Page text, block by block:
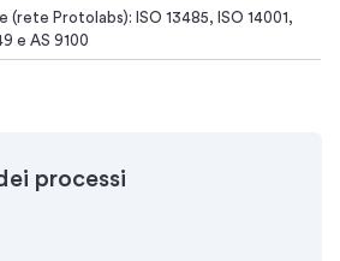
Protolabs): ISO 13485, ISO 14001,
e AS 9100
processi